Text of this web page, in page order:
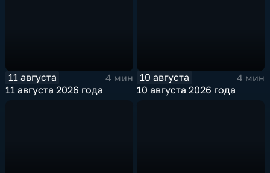
11 августа
4 мин
11 августа 2026 года
10 августа
4 мин
10 августа 2026 года